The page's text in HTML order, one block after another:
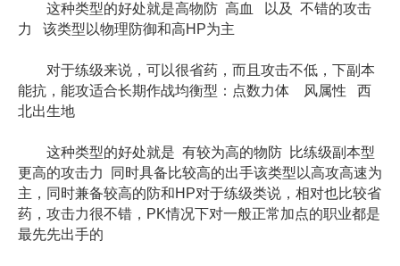
这种类型的好处就是高物防 高血 以及 不错的攻击
力 该类型以物理防御和高HP为主
对于练级来说，可以很省药，而且攻击不低，下副本
能抗，能攻适合长期作战均衡型：点数力体 风属性 西
北出生地
这种类型的好处就是 有较为高的物防 比练级副本型
更高的攻击力 同时具备比较高的出手该类型以高攻高速为
主，同时兼备较高的防和HP对于练级类说，相对也比较省
药，攻击力很不错，PK情况下对一般正常加点的职业都是
最先先出手的